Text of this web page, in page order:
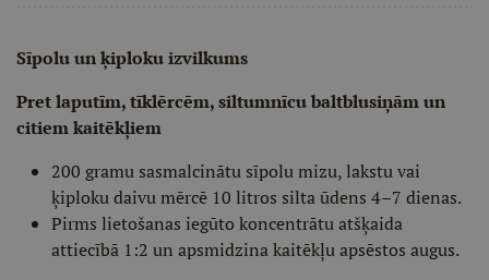
Sīpolu un ķiploku izvilkums
Pret laputīm, tīklērcēm, siltumnīcu baltblusiņām un
citiem kaitēkļiem
200 gramu sasmalcinātu sīpolu mizu, lakstu vai
ķiploku daivu mērcē 10 litros silta ūdens 4–7 dienas.
Pirms lietošanas iegūto koncentrātu atšķaida
attiecībā 1:2 un apsmidzina kaitēkļu apsēstos augus.